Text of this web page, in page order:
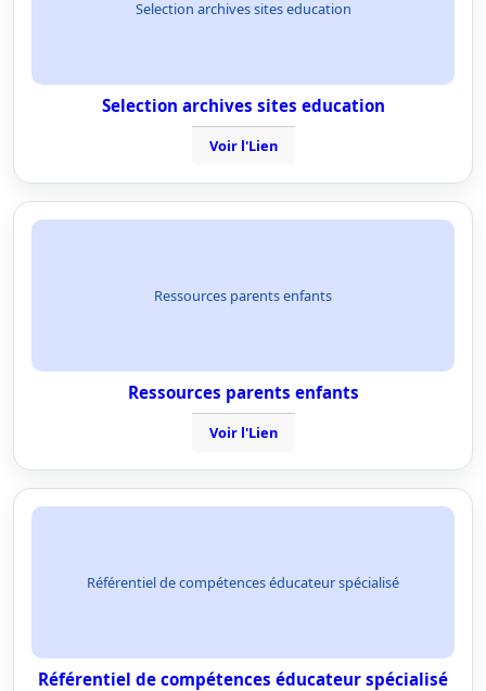
Selection archives sites education
Selection archives sites education
Voir l'Lien
Ressources parents enfants
Ressources parents enfants
Voir l'Lien
Référentiel de compétences éducateur spécialisé
Référentiel de compétences éducateur spécialisé